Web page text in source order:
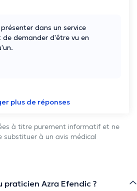
dans un service
demander d'être vu en
plus de réponses
à titre purement informatif et ne
substituer à un avis médical
praticien Azra Efendic ?